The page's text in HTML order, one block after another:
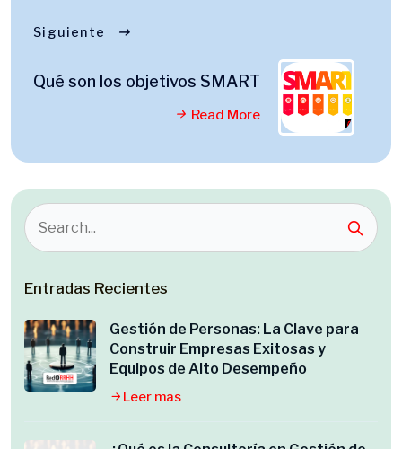
Siguiente
Qué son los objetivos SMART
Read More
Entradas Recientes
Gestión de Personas: La Clave para
Construir Empresas Exitosas y
Equipos de Alto Desempeño
Leer mas